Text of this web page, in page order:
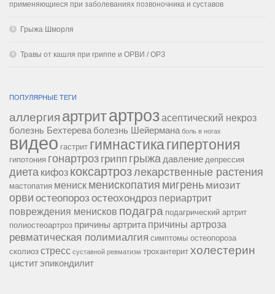
применяющиеся при заболеваниях позвоночника и суставов
Грыжа Шморля
Травы от кашля при гриппе и ОРВИ / ОРЗ
ПОПУЛЯРНЫЕ ТЕГИ
аллергия артритартрозасептический некроз
болезнь Бехтерева болезнь Шейермана боль в ногах
видео гастрит гимнастикагипертония
гипотония гонартроз грипп грыжа давление депрессия
диета кифоз коксартрозлекарственные растения
мастопатия мениск менископатия мигрень миозит
орви остеопороз остеохондроз периартрит
повреждения менисков подагра подагрический артрит
полиостеоартроз причины артрита причины артроза
ревматическая полимиалгия симптомы остеопороза
сколиоз стресс суставной ревматизм трохантерит холестерин
циститэпикондилит